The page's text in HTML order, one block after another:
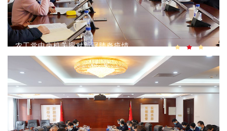
农工党中央机关应对新冠肺炎疫情
工作领导小组召开第21次会议